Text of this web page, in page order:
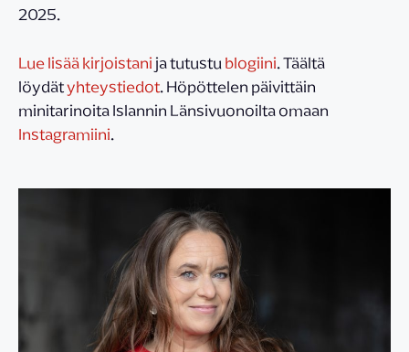
2025.
Lue lisää kirjoistanija tutustublogiini. Täältä
löydätyhteystiedot. Höpöttelen päivittäin
minitarinoita Islannin Länsivuonoilta omaan
Instagramiini.